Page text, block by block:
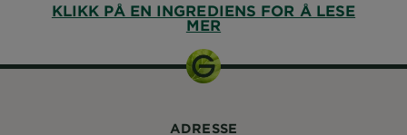
KLIKK PÅ EN INGREDIENS FOR Å LESE
MER
ADRESSE